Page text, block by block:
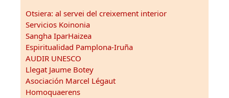
Otsiera: al servei del creixement interior
Servicios Koinonia
Sangha IparHaizea
Espiritualidad Pamplona-Iruña
AUDIR UNESCO
Llegat Jaume Botey
Asociación Marcel Légaut
Homoquaerens